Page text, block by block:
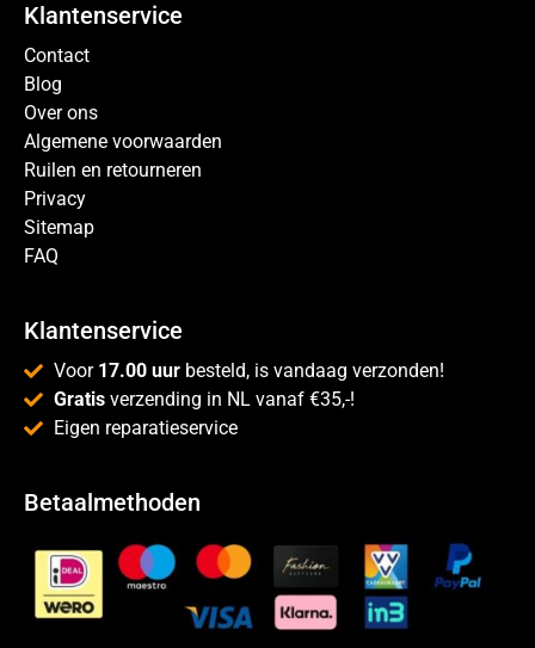
Klantenservice
Contact
Blog
Over ons
Algemene voorwaarden
Ruilen en retourneren
Privacy
Sitemap
FAQ
Klantenservice
Voor 17.00 uur besteld, is vandaag verzonden!
Gratis verzending in NL vanaf €35,-!
Eigen reparatieservice
Betaalmethoden